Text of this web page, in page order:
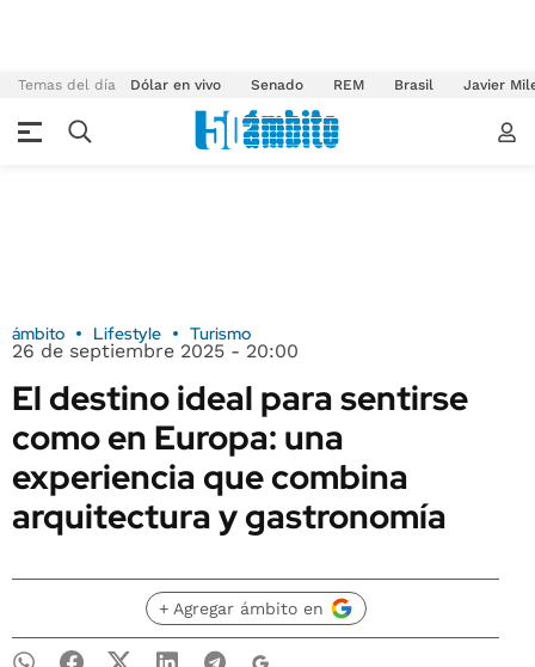
Temas del día Dólar en vivo Senado REM Brasil Javier
ámbito Lifestyle Turismo
26 de septiembre 2025 - 20:00
El destino ideal para sentirse
como en Europa: una
experiencia que combina
arquitectura y gastronomía
+ Agregar ámbito en